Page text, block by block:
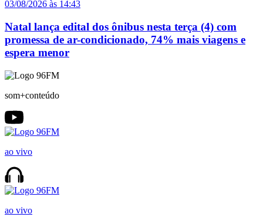
03/08/2026 às 14:43
Natal lança edital dos ônibus nesta terça (4) com
promessa de ar-condicionado, 74% mais viagens e
espera menor
som+conteúdo
ao vivo
ao vivo